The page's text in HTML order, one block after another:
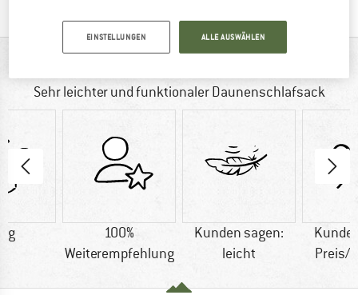
Sehr leichter und funktionaler Daunenschlafsack
g
100%
Weiterempfehlung
Kunden sagen:
leicht
Preis/
EINSTELLUNGEN ALLE AUSWÄHLEN